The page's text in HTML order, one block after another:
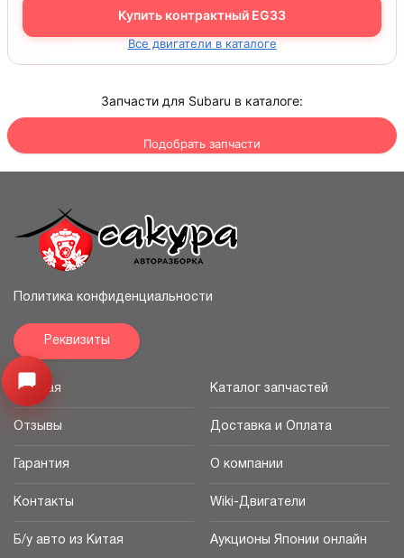
Купить контрактный EG33
Все двигатели в каталоге
Запчасти для Subaru в каталоге:
Подобрать запчасти
Узнайте цену запчасти -> Открыть меню
Политика конфиденциальности
Реквизиты
Главная Каталог запчастей
Отзывы Доставка и Оплата
Гарантия О компании
Контакты Wiki-Двигатели
Б/у авто из Китая Аукционы Японии онлайн